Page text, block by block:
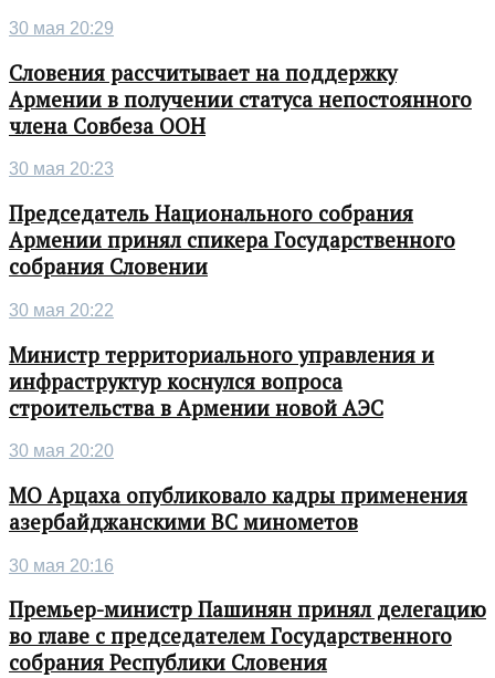
30 мая 20:29
Словения рассчитывает на поддержку
Армении в получении статуса непостоянного
члена Совбеза ООН
30 мая 20:23
Председатель Национального собрания
Армении принял спикера Государственного
собрания Словении
30 мая 20:22
Министр территориального управления и
инфраструктур коснулся вопроса
строительства в Армении новой АЭС
30 мая 20:20
МО Арцаха опубликовало кадры применения
азербайджанскими ВС минометов
30 мая 20:16
Премьер-министр Пашинян принял делегацию
во главе с председателем Государственного
собрания Республики Словения